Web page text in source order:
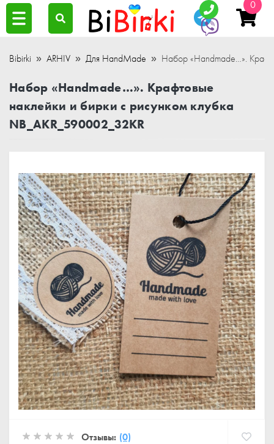
0
Bibirki ARHIV Для HandMade Набор «Handmade…».
Набор «Handmade…». Крафтовые
наклейки и бирки с рисунком клубка
NB_AKR_590002_32KR
Отзывы: (0)